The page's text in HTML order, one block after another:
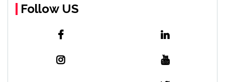
Follow US